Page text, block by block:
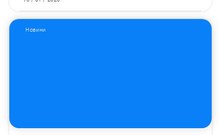
Новини